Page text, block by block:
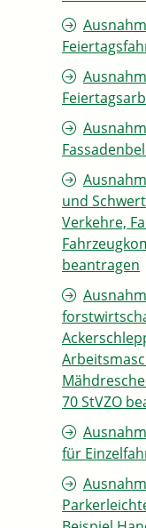
und
Verkehre,
beantragen
70 StVZO
für